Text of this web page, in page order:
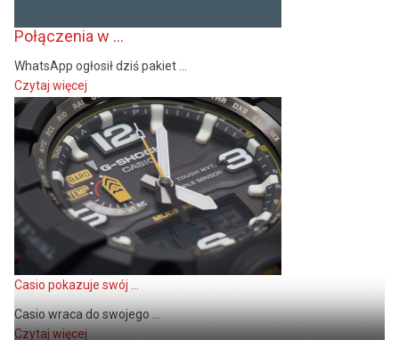
Połączenia w ...
WhatsApp ogłosił dziś pakiet ...
Czytaj więcej
Casio pokazuje swój ...
Casio wraca do swojego ...
Czytaj więcej